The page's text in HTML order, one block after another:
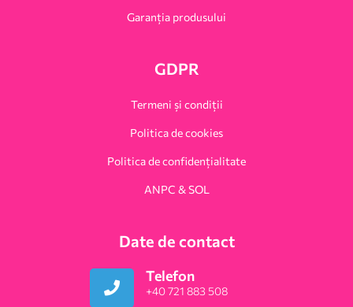
Garanția produsului
GDPR
Termeni și condiții
Politica de cookies
Politica de confidențialitate
ANPC & SOL
Date de contact
Telefon
+40 721 883 508